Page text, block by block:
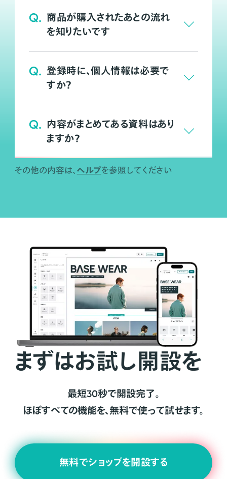
Q. 商品が購入されたあとの流れ
を知りたいです
Q. 登録時に、個人情報は必要で
すか？
Q. 内容がまとめてある資料はあり
ますか？
その他の内容は、 ヘルプを参照してください
まずはお試し開設を
最短30秒で開設完了。
ほぼすべての機能を、無料で使って試せます。
無料でショップを開設する